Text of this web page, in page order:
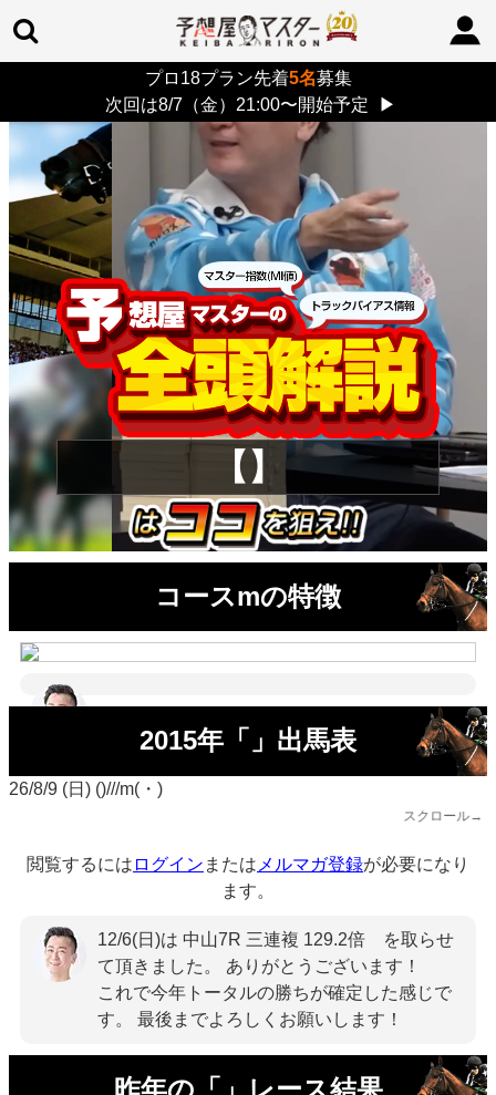
プロ18プラン先着5名募集
次回は8/7（金）21:00〜開始予定
▶
> 26/8/9 (日)
【】
コースmの特徴
2015年「」出馬表
26/8/9 (日) ()///m(・)
スクロール→
閲覧するには ログイン または メルマガ登録が必要になり
ます。
12/6(日)は 中山7R 三連複 129.2倍 を取らせ
て頂きました。 ありがとうございます！
これで今年トータルの勝ちが確定した感じで
す。 最後までよろしくお願いします！
昨年の「」レース結果